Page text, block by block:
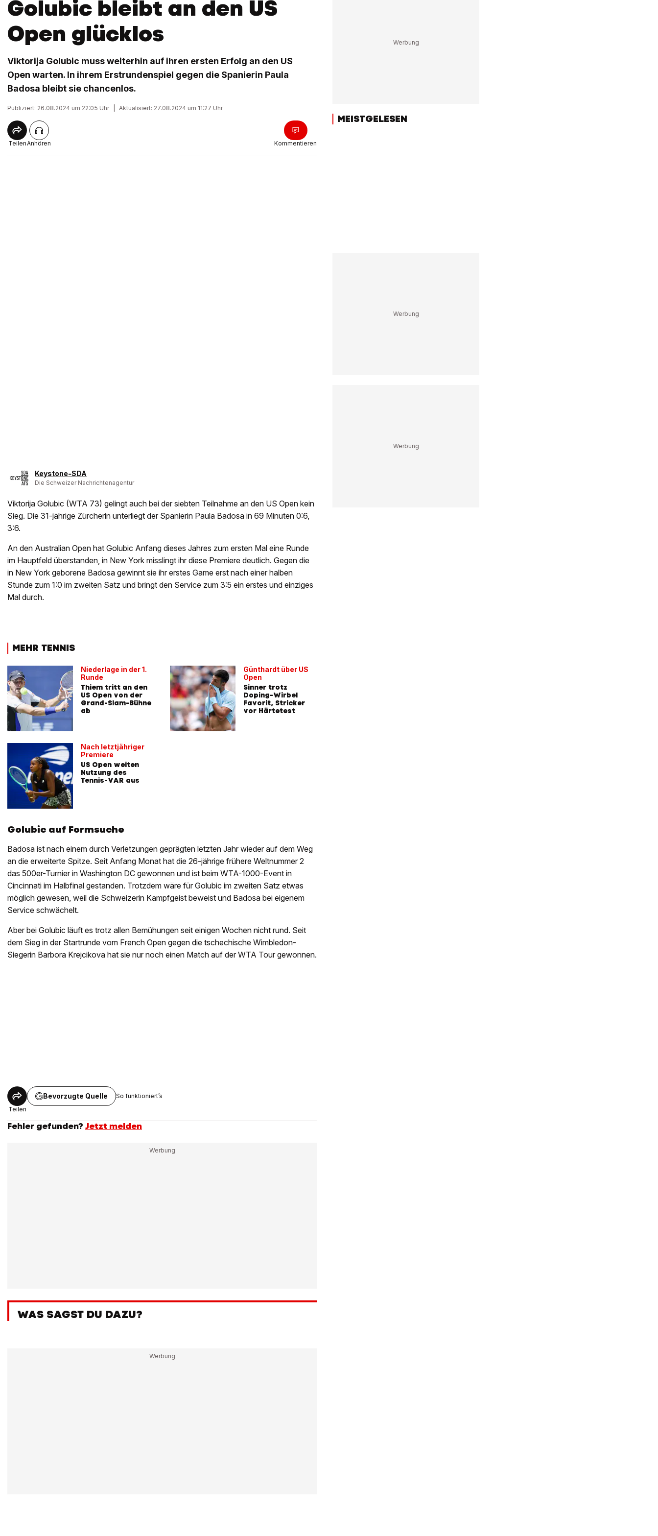
Golubic bleibt an den US
Open glücklos
Viktorija Golubic muss weiterhin auf ihren ersten Erfolg an den US
Open warten. In ihrem Erstrundenspiel gegen die Spanierin Paula
Badosa bleibt sie chancenlos.
Publiziert: 26.08.2024 um 22:05 Uhr Aktualisiert: 27.08.2024 um 11:27 Uhr
TeilenAnhören Kommentieren
Keystone-SDA
Die Schweizer Nachrichtenagentur
Viktorija Golubic (WTA 73) gelingt auch bei der siebten Teilnahme an den US Open kein
Sieg. Die 31-jährige Zürcherin unterliegt der Spanierin Paula Badosa in 69 Minuten 0:6,
3:6.
An den Australian Open hat Golubic Anfang dieses Jahres zum ersten Mal eine Runde
im Hauptfeld überstanden, in New York misslingt ihr diese Premiere deutlich. Gegen die
in New York geborene Badosa gewinnt sie ihr erstes Game erst nach einer halben
Stunde zum 1:0 im zweiten Satz und bringt den Service zum 3:5 ein erstes und einziges
Mal durch.
MEHR TENNIS
Niederlage in der 1.
Runde
Thiem tritt an den
US Open von der
Grand-Slam-Bühne
ab
Nach letztjähriger
Premiere
US Open weiten
Nutzung des
Tennis-VAR aus
Günthardt über US
Open
Sinner trotz
Doping-Wirbel
Favorit, Stricker
vor Härtetest
Golubic auf Formsuche
Badosa ist nach einem durch Verletzungen geprägten letzten Jahr wieder auf dem Weg
an die erweiterte Spitze. Seit Anfang Monat hat die 26-jährige frühere Weltnummer 2
das 500er-Turnier in Washington DC gewonnen und ist beim WTA-1000-Event in
Cincinnati im Halbfinal gestanden. Trotzdem wäre für Golubic im zweiten Satz etwas
möglich gewesen, weil die Schweizerin Kampfgeist beweist und Badosa bei eigenem
Service schwächelt.
Aber bei Golubic läuft es trotz allen Bemühungen seit einigen Wochen nicht rund. Seit
dem Sieg in der Startrunde vom French Open gegen die tschechische Wimbledon-
Siegerin Barbora Krejcikova hat sie nur noch einen Match auf der WTA Tour gewonnen.
Teilen
Bevorzugte Quelle So funktioniert’s
Fehler gefunden? Jetzt melden
WAS SAGST DU DAZU?
MEISTGELESEN